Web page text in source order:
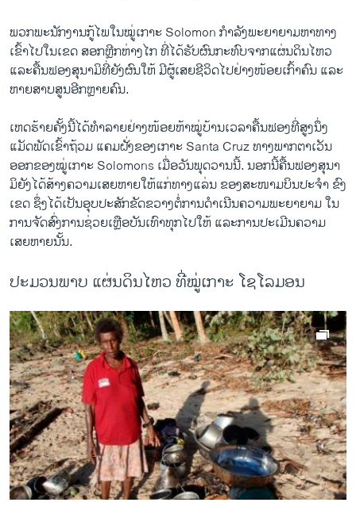
ສຽງ
ລາຍການກະຈາຍສຽງ
ລາຍງານ
ຕິດຕາມພວກເຮົາ ທີ່
ພາສາຕ່າງໆ
ພວກ​ພະນັກງານ​ກູ້​ໄພ​ໃນໝູ່​ເກາະ Solomon ກໍາລັງ​ພະຍາຍາມ​ຫາ​ທາງ​
ເຂົ້າ​ໄປ​ໃນເຂດ ສອກຫຼີກຫ່າງ​ໄກ ທີ່​ໄດ້​ຮັບ​ຜົນ​ກະທົບຈາກ​ແຜ່ນດິນໄຫວ
ແລະ​ຄື້ນຟອງ​ສຸ​ນາ​ມິ​ທີ່​ຍັງ​ຜົນໃຫ້ ​ມີ​ຜູ້​ເສຍ​ຊີວິດ​ໄປ​ຢ່າງ​ໜ້ອຍ​ເກົ້າຄົນ ​ແລະ​
ຫາຍ​ສາບ​ສູນ​ອີກຫຼາຍຄົນ.
​ເຫດ​ຮ້າຍຄັ້ງ​ນີ້ໄດ້​ທໍາລາຍ​ຢ່າງ​ໜ້ອຍ​ຫ້າ​ໝູ່​ບ້ານເວລາ​ຄື້ນຟອງ​ທີ່​ສູງ​ນຶ່ງ
ແມັດ​ພັດເຂົ້າຖ້ວມ​ ແຄມ​ຝັ່ງ​ຂອງ​ເກາະ Santa Cruz ທາງ​ພາກ​ຕາ​ເວັນ​
ອອກ​ຂອງໝູ່​ເກາະ Solomons ​ເມື່ອ​ວັນ​ພຸດ​ວານ​ນີ້. ນອກ​ນີ້​ຄື້ນຟອງ​ສຸ​ນາ​
ມິ​ຍັງ​ໄດ້ສ້າງ​ຄວາມ​ເສຍ​ຫາຍ​ໃຫ້​ແກ່​ທາງ​ແລ່ນ ຂອງ​ສະໜາມ​ບິນ​ປະຈຳ ຂົງ​
ເຂດ ​ຊຶ່ງ​ໄດ້​ເປັນ​ອຸບປະສັກ​ຂັດຂວາງຕໍ່ການ​ດຳ​ເນີນຄວາມ​ພະຍາ​ຍາມ​ ​ໃນ​
ການຈັດ​ສົ່ງ​ການ​ຊ່ວຍ​ເຫຼືອບັນ​ເທົາທຸກ​ໄປ​ໃຫ້ ​ແລະການ​ປະ​ເມີນ​ຄວາມ
ເສຍ​ຫາຍນັ້ນ.
ປະມວນພາບ ແຜ່ນດິນໄຫວ ທີ່ໝູ່ເກາະ ໂຊໂລມອນ